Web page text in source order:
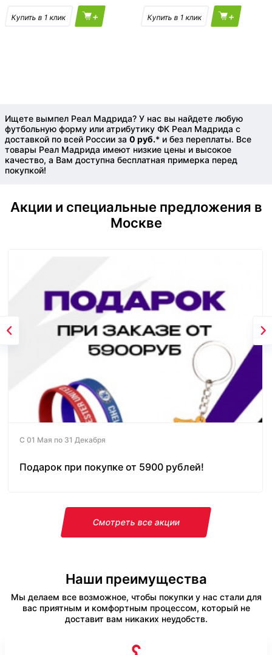
+ +
Ищете вымпел Реал Мадрида? У нас вы найдете любую
футбольную форму или атрибутику ФК Реал Мадрида с
доставкой по всей России за 0 руб.* и без переплаты. Все
товары Реал Мадрида имеют низкие цены и высокое
качество, а Вам доступна бесплатная примерка перед
покупкой!
Акции и специальные предложения в
Москве
С 01 Мая по 31 Декабря
Подарок при покупке от 5900 рублей!
Смотреть все акции
Наши преимущества
Мы делаем все возможное, чтобы покупки у нас стали для
вас приятным и комфортным процессом, который не
доставит вам никаких неудобств.